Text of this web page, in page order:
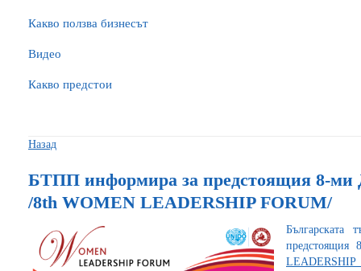
Какво ползва бизнесът
Видео
Какво предстои
Назад
БТПП информира за предстоящия 8-ми
/8th WOMEN LEADERSHIP FORUM/
Българската
предстоящия